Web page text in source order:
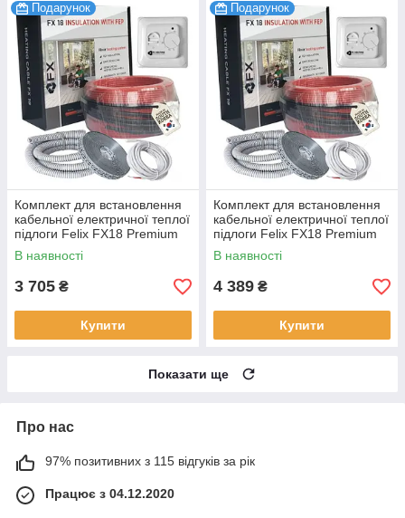
Подарунок
Комплект для встановлення
кабельної електричної теплої
підлоги Felix FX18 Premium
720 Вт 4.0-4.8 м2, 40 м
В наявності
3 705 ₴
Купити
Подарунок
Комплект для встановлення
кабельної електричної теплої
підлоги Felix FX18 Premium
900 Вт 5.0-6.0 м2, 50 м
В наявності
4 389 ₴
Купити
Показати ще
Про нас
97% позитивних з 115 відгуків за рік
Працює з 04.12.2020